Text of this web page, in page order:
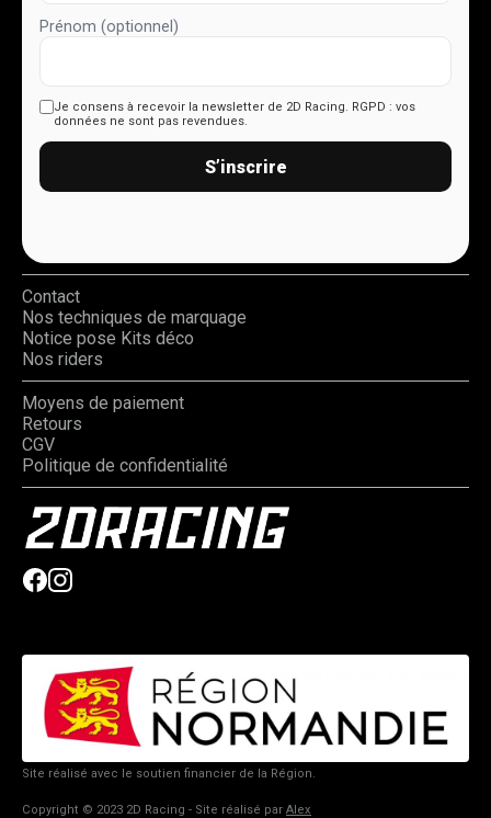
Prénom (optionnel)
Je consens à recevoir la newsletter de 2D Racing. RGPD : vos
données ne sont pas revendues.
S’inscrire
Contact
Nos techniques de marquage
Notice pose Kits déco
Nos riders
Moyens de paiement
Retours
CGV
Politique de confidentialité
Site réalisé avec le soutien financier de la Région.
Copyright © 2023 2D Racing - Site réalisé par Alex